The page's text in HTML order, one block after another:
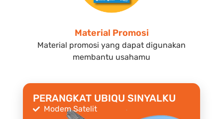
Material Promosi
Material promosi yang dapat digunakan
membantu usahamu
PERANGKAT UBIQU SINYALKU
Modem Satelit